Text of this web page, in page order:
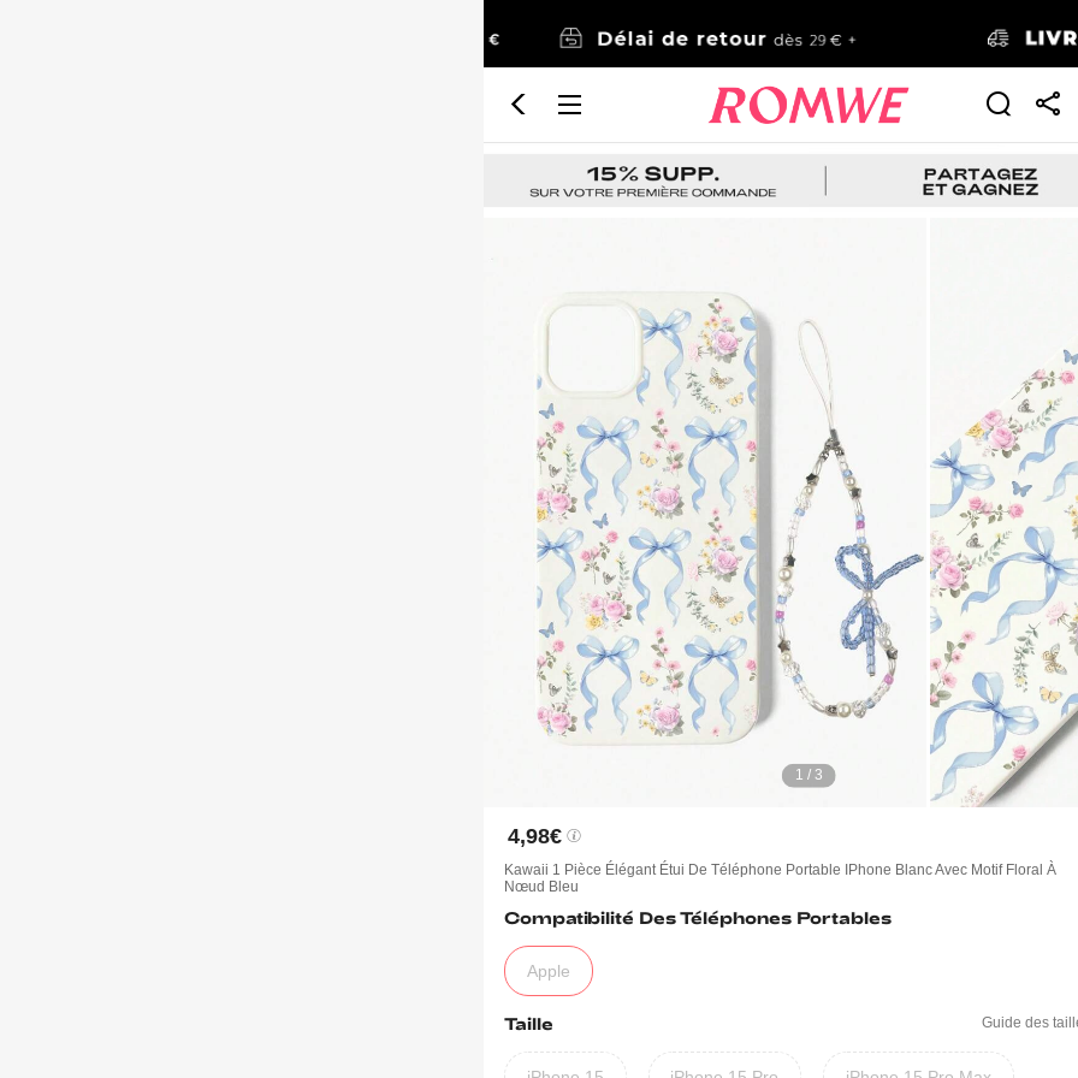
1 / 3
4,98€
Kawaii 1 Pièce Élégant Étui De Téléphone Portable IPhone Blanc Avec Motif Floral À
Nœud Bleu
Compatibilité Des Téléphones Portables
Apple
Taille Guide des